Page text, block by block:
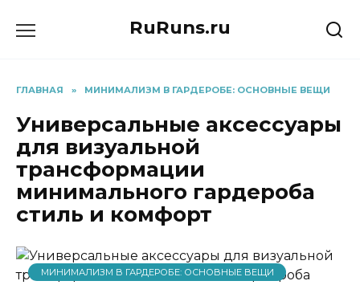
RuRuns.ru
ГЛАВНАЯ » МИНИМАЛИЗМ В ГАРДЕРОБЕ: ОСНОВНЫЕ ВЕЩИ
Универсальные аксессуары
для визуальной
трансформации
минимального гардероба
стиль и комфорт
МИНИМАЛИЗМ В ГАРДЕРОБЕ: ОСНОВНЫЕ ВЕЩИ